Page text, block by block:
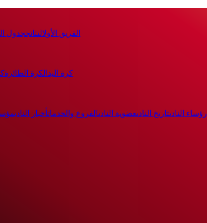
الفريق الأولالنتائججدول
كرة اليد الكرة الطائرة
رؤساء النادىتاريخ النادىعضوية النادىالفروع والخدماتأخبار النادي